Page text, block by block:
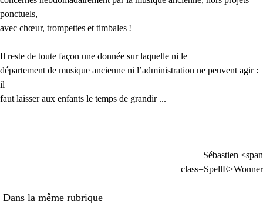
ponctuels,
avec chœur, trompettes et timbales !
Il reste de toute façon une donnée sur laquelle ni le
département de musique ancienne ni l’administration ne peuvent agir :
il
faut laisser aux enfants le temps de grandir ...
Sébastien <span
class=SpellE>Wonner
Dans la même rubrique